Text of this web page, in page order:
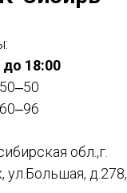
18:00
обл.,г.
ул.Большая, д.278,